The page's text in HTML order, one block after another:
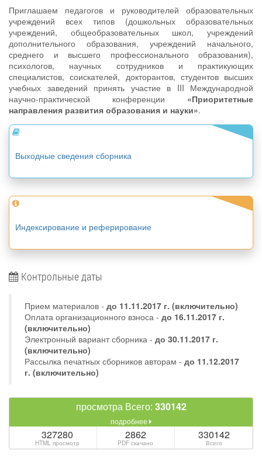
Приглашаем педагогов и руководителей образовательных
учреждений всех типов (дошкольных образовательных
учреждений, общеобразовательных школ, учреждений
дополнительного образования, учреждений начального,
среднего и высшего профессионального образования),
психологов, научных сотрудников и практикующих
специалистов, соискателей, докторантов, студентов высших
учебных заведений принять участие в III Международной
научно-практической конференции «Приоритетные
направления развития образования и науки».
Выходные сведения сборника
Индексирование и реферирование
Контрольные даты
Прием материалов - до 11.11.2017 г. (включительно)
Оплата организационного взноса - до 16.11.2017 г.
(включительно)
Электронный вариант сборника - до 30.11.2017 г.
(включительно)
Рассылка печатных сборников авторам - до 11.12.2017
г. (включительно)
просмотра Всего: 330142
подробнее
327280
HTML просмотр
2862
PDF скачано
330142
Всего